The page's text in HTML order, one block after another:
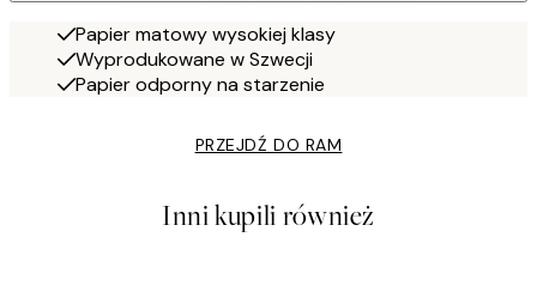
Papier matowy wysokiej klasy
Wyprodukowane w Szwecji
Papier odporny na starzenie
PRZEJDŹ DO RAM
Inni kupili również